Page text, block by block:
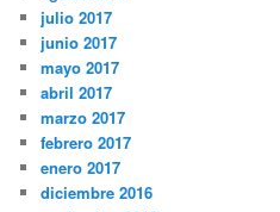
julio 2017
junio 2017
mayo 2017
abril 2017
marzo 2017
febrero 2017
enero 2017
diciembre 2016